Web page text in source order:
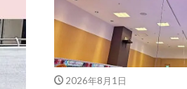
2026年8月1日